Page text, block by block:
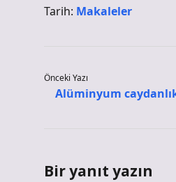
Tarih: Makaleler
Önceki Yazı
Alüminyum
Bir yanıt yazın